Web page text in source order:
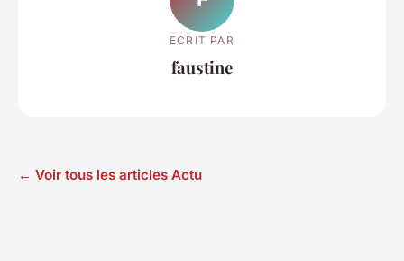
ECRIT PAR
faustine
← Voir tous les articles Actu